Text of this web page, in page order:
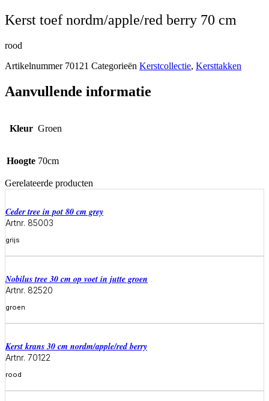
Kerst toef nordm/apple/red berry 70 cm
rood
Artikelnummer 70121 Categorieën Kerstcollectie, Kersttakken
Aanvullende informatie
Kleur Groen
Hoogte 70cm
Gerelateerde producten
ceder tree in pot 80 cm grey
Artnr. 85003
grijs
Meer informatie
Nobilus tree 30 cm op voet in jutte groen
Artnr. 82520
groen
Meer informatie
Kerst krans 30 cm nordm/apple/red berry
Artnr. 70122
rood